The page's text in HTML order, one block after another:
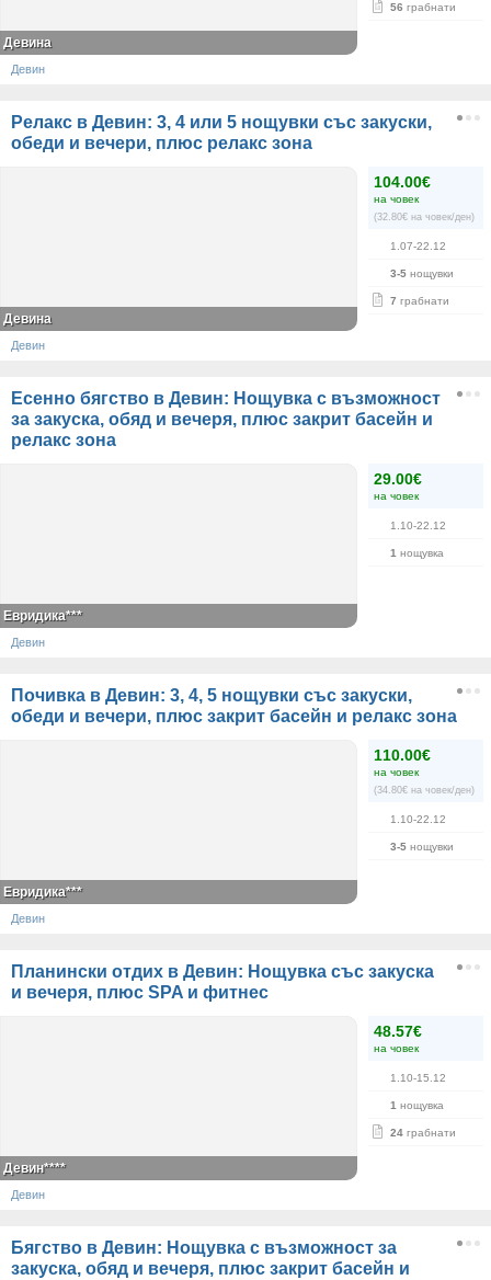
56 грабнати
Девина
Девин
Релакс в Девин: 3, 4 или 5 нощувки със закуски,
обеди и вечери, плюс релакс зона
104.00€
на човек
(32.80€ на човек/ден)
1.07-22.12
3-5 нощувки
7 грабнати
Девина
Девин
Есенно бягство в Девин: Нощувка с възможност
за закуска, обяд и вечеря, плюс закрит басейн и
релакс зона
29.00€
на човек
1.10-22.12
1 нощувка
Евридика***
Девин
Почивка в Девин: 3, 4, 5 нощувки със закуски,
обеди и вечери, плюс закрит басейн и релакс зона
110.00€
на човек
(34.80€ на човек/ден)
1.10-22.12
3-5 нощувки
Евридика***
Девин
Планински отдих в Девин: Нощувка със закуска
и вечеря, плюс SPA и фитнес
48.57€
на човек
1.10-15.12
1 нощувка
24 грабнати
Девин****
Девин
Бягство в Девин: Нощувка с възможност за
закуска, обяд и вечеря, плюс закрит басейн и